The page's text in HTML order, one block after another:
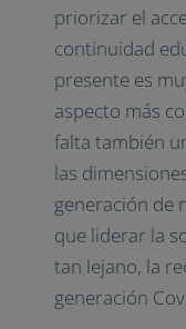
priorizar el
continuidad
presente es
aspecto más
falta también
las
generación de
que liderar la
tan lejano, la
generación